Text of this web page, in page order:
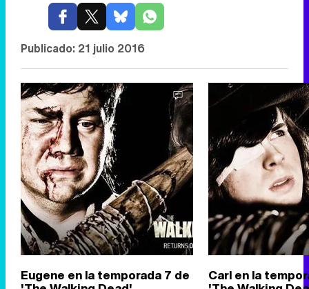
Publicado: 21 julio 2016
Eugene en la temporada 7 de Carl en la